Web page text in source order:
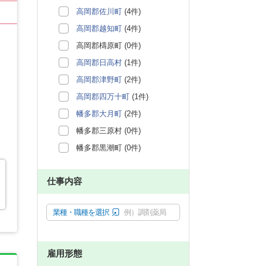
高岡郡佐川町 (4件)
高岡郡越知町 (4件)
高岡郡檮原町 (0件)
高岡郡日高村 (1件)
高岡郡津野町 (2件)
高岡郡四万十町 (1件)
幡多郡大月町 (2件)
幡多郡三原村 (0件)
幡多郡黒潮町 (0件)
仕事内容
業種・職種を選択 例）調剤薬局
雇用形態